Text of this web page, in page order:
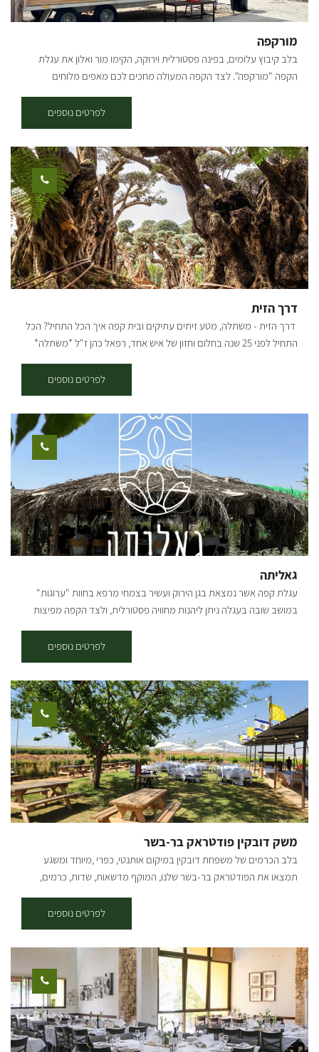
טעמים, המספרת את סיפורו של מותג בוטיק דרומי, המשלב יצירה,
ids="31947,31949,31951,31953,31955,31957,31959,31961"]
מורקפה
בלב קיבוץ עלומים, בפינה פסטורלית וירוקה, הקימו מור ואלון את עגלת
הקפה "מורקפה". לצד הקפה המעולה מחכים לכם מאפים מלוחים
לעוד ביס. הכול תוצרת בית, הכול בידיים של מור. חצר הראשונים, קיבוץ
עלומים. העגלה פתוחה בימי חמישי ושישי בשעות 8:30-13:30 ניתן לתאם
מראש ארוחות לקבוצות, אירועים פרטיים, איסוף של מגשי אירוח ואפילו
סדנאות. [gallery columns="5"
ids="29859,29857,29851,29863,29861,28733,28737,28747,28749,28
755,28757,28759,28767,28769,28771"]
לפרטים נוספים
דרך הזית
דרך הזית - משתלה, מטע זיתים עתיקים ובית קפה איך הכל התחיל? הכל
התחיל לפני 25 שנה בחלום וחזון של איש אחד, רפאל כהן ז"ל *משתלה*
תמיר שהיה אחרי שירות צבאי לנהל את המשתלה. עם חזון ואמונה הקים
תמיר משתלה שמגדלת צמחים ומשווקת למשתלות בכל רחבי הארץ.. לפני
כשמונה שנים כאשר רצה לקנות עץ זית לביתו, פיתח תמיר אהבה לעצי
הזית, והחל באוסף עצי הזית, שהפך לאוסף הגדול בארץ! עם התפרצות
הקורונה החליט תמיר לפתוח את משתלת הבוטיק ״דרך הזית״ שבמרכזה
בית קפה, בו ניתן להנות ממגוון ארוחות, כמו ארוחות בוקר, פיצות, פוקצ’ות,
טוסטים, סלטים וכו׳.. קיימים אצלנו מגוון גדול של עצים בוגרים
וצעירים-ליצ'י מנגו אבוקדו ועוד שפע רב של עצי פרי. במטע זיתים ישנן
פינות חמד לישיבה, לבילוי זוגי או משפחתי. אפשר לאסוף מבית הקפה שלנו
שייקים/ מיצים סחוטים/ קפה ולרדת למטע הצמוד להנות בצלם של עצי
הזית והפרי באוירה עתיקה. אתם מוזמנים לחוויה של צמחים - אוכל - אהבה
לפרטים נוספים
גאליתה
עגלת קפה אשר נמצאת בגן הירוק ועשיר בצמחי מרפא בחוות "ערוגות"
במושב שובה בעגלה ניתן ליהנות מחוויה פסטורלית, ולצד הקפה מפיצות
לפרטים נוספים
משק דובקין פודטראק בר-בשר
בלב הכרמים של משפחת דובקין במיקום אותנטי, כפרי ,מיוחד ומשגע
תמצאו את הפודטראק בר-בשר שלנו, המוקף מדשאות, שדות, כרמים,
שמגיע מהקצבייה והמפעל המשפחתי "אחים דובקין" וירקות, בירות וחומרי
גלם מקומיים תוצרת המושב והעוטף. בתפריט משתנה לאירועים בו תוכלו
למצוא: המבורגר הבית, עראייס, אסאדו מפורק, שניצל בחלה, ציפס, סלט
מקומי, מלבי, קוקטיילים, בירות מהעוטף ויין מהנגב. מתחום הפודטראק
פעיל בתיאום מראש לאירוח לקבוצות, אירועים פרטיים ועסקיים בלבד.
לפרטים נוספים